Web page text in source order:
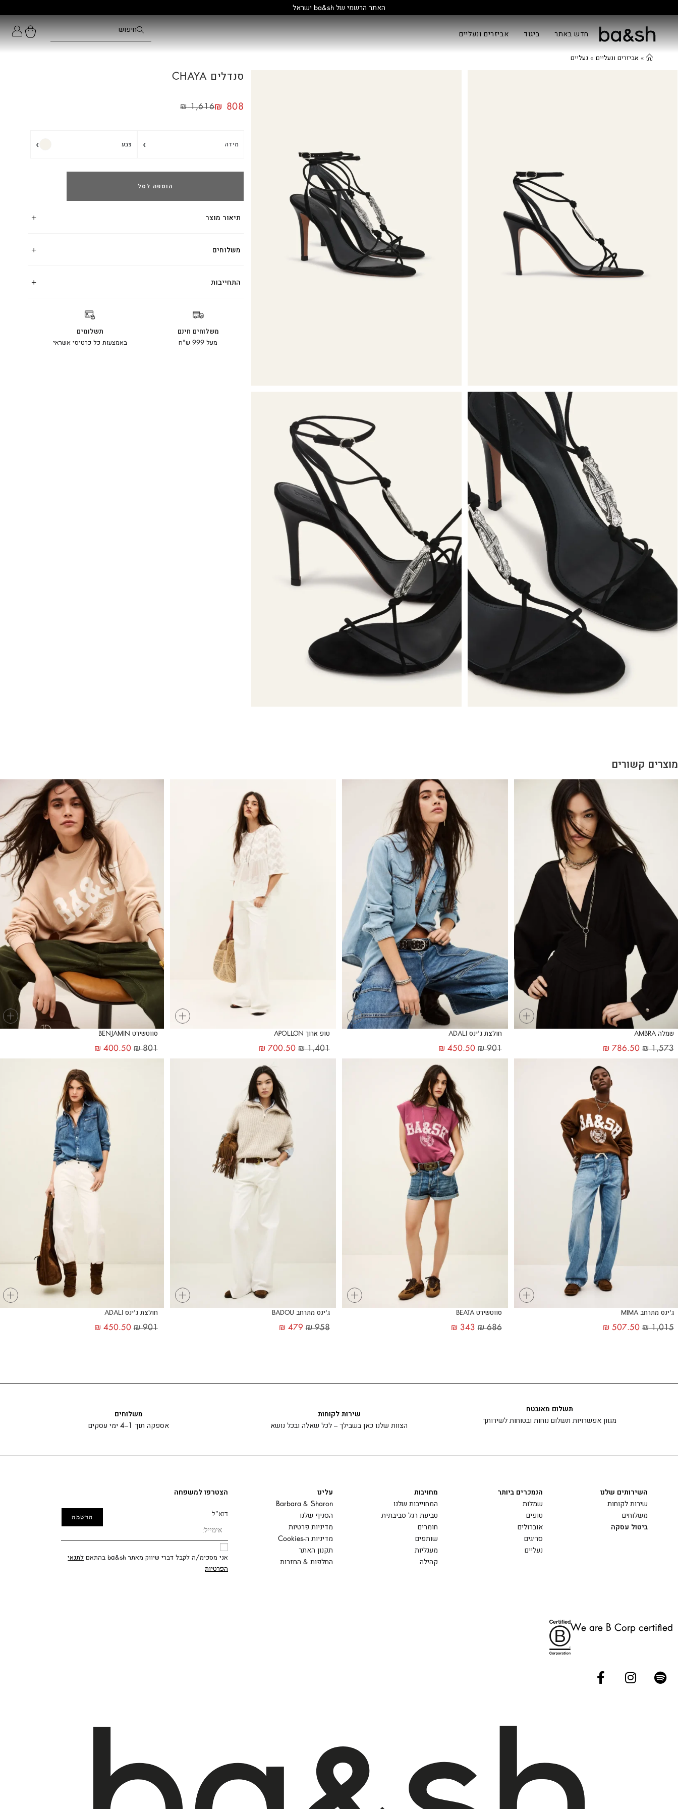
קולקציה חדשה:גלו עוד
חדש באתר ביגוד אביזרים ונעליים
» אביזרים ונעליים » נעליים
סנדלים CHAYA
₪1,616₪ 808
מידה › צבע ›
הוספה לסל
תיאור מוצר
משלוחים
התחייבות
משלוחים חינם
מעל 999 ש"ח
תשלומים
באמצעות כל כרטיסי אשראי
מוצרים קשורים
+
שמלה AMBRA
₪1,573
₪ 786.50
+
חולצת ג'ינס ADALI
₪901
₪ 450.50
+
טופ ארוך APOLLON
₪1,401
₪ 700.50
+
סווטשירט BENJAMIN
₪801
₪ 400.50
+
ג'ינס מתרחב MIMA
₪1,015
₪ 507.50
+
סווטשירט BEATA
₪686
₪ 343
+
ג'ינס מתרחב BADOU
₪958
₪ 479
+
חולצת ג'ינס ADALI
₪901
₪ 450.50
תשלום מאובטח
מגוון אפשרויות תשלום נוחות ובטוחות לשירותך
שירות לקוחות
הצוות שלנו כאן בשבילך – לכל שאלה ובכל נושא
משלוחים
אספקה תוך 1–4 ימי עסקים
השירותים שלנו
שירות לקוחות
משלוחים
ביטול עסקה
הנמכרים ביותר
שמלות
טופים
אוברולים
סריגים
נעליים
מחויבות
המחוייבות שלנו
טביעת רגל סביבתית
חומרים
שותפים
מעגליות
קהילה
עלינו
Barbara & Sharon
הסניף שלנו
מדיניות פרטיות
מדיניות ה-Cookies
תקנון האתר
החלפות & החזרות
הצטרפו למשפחה
דוא"ל
אני מסכימ/ה לקבל דברי שיווק מאתר ba&sh בהתאם
לתנאי
הפרטיות
We are B Corp certified